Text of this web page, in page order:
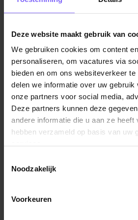
Deze website maakt gebruik van
We gebruiken cookies om content
personaliseren, om vacatures via
bieden en om ons websiteverkeer
delen we informatie over uw gebruik
onze partners voor social media,
Deze partners kunnen deze
andere informatie die u aan ze heeft
hebben verzameld op basis van uw
Noodzakelijk
Voorkeuren
Over de functie
Als Pedagogisch medewerker/
een 24 uurs-behandelgroep
voorkomende werkzaamheden
behandeling en ondersteuning
Geen dag is hetzelfde. In je werk
op de behoefte van het kind en
krijgt hierbij een grote mate van
verantwoordelijkheid.
Je hebt de flexibiliteit en
en ben je bewust van de
Je bent verantwoordelijk voor